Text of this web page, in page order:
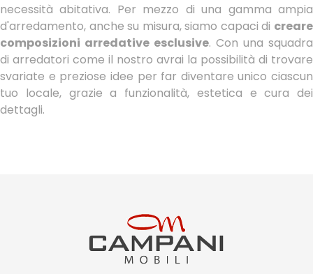
necessità abitativa. Per mezzo di una gamma ampia
d'arredamento, anche su misura, siamo capaci di creare
composizioni arredative esclusive. Con una squadra
di arredatori come il nostro avrai la possibilità di trovare
svariate e preziose idee per far diventare unico ciascun
tuo locale, grazie a funzionalità, estetica e cura dei
dettagli.